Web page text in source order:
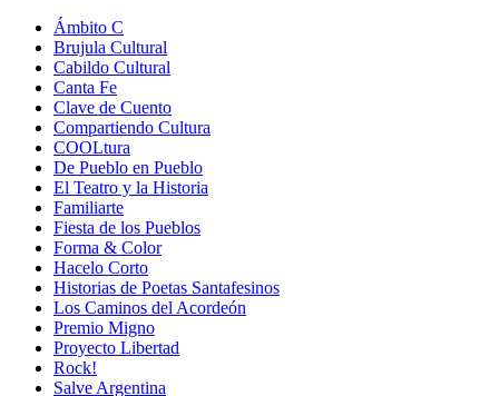
Ámbito C
Brujula Cultural
Cabildo Cultural
Canta Fe
Clave de Cuento
Compartiendo Cultura
COOLtura
De Pueblo en Pueblo
El Teatro y la Historia
Familiarte
Fiesta de los Pueblos
Forma & Color
Hacelo Corto
Historias de Poetas Santafesinos
Los Caminos del Acordeón
Premio Migno
Proyecto Libertad
Rock!
Salve Argentina